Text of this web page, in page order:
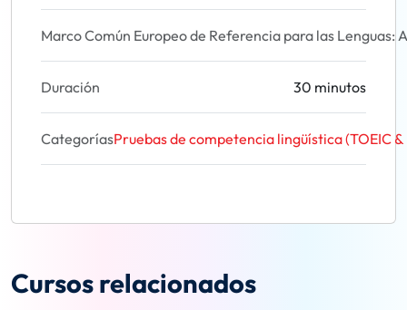
Marco Común Europeo de Referencia para las Lenguas:
Duración 30 minutos
CategoríasPruebas de competencia lingüística (TOEIC
Cursos relacionados